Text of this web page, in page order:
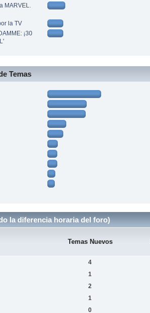
MARVEL.
la TV
¡30
Temas
la diferencia horaria del foro)
Temas Nuevos
4
1
2
1
0